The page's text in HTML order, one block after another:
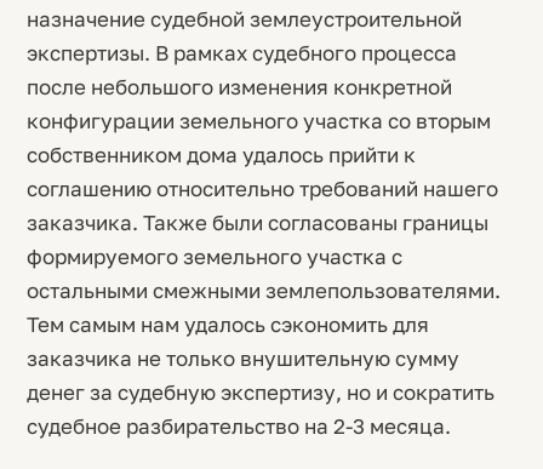
назначение судебной землеустроительной
экспертизы. В рамках судебного процесса
после небольшого изменения конкретной
конфигурации земельного участка со вторым
собственником дома удалось прийти к
соглашению относительно требований нашего
заказчика. Также были согласованы границы
формируемого земельного участка с
остальными смежными землепользователями.
Тем самым нам удалось сэкономить для
заказчика не только внушительную сумму
денег за судебную экспертизу, но и сократить
судебное разбирательство на 2-3 месяца.